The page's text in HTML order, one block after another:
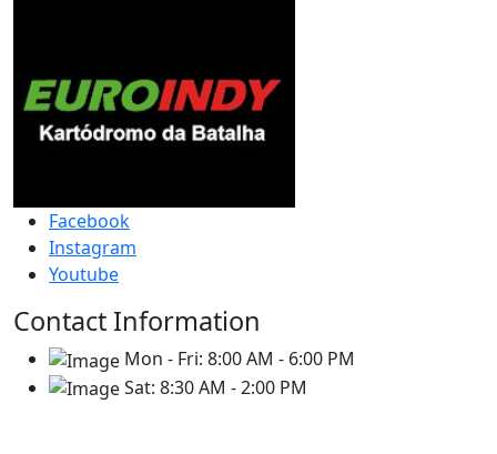
Facebook
Instagram
Youtube
Contact Information
Mon - Fri: 8:00 AM - 6:00 PM
Sat: 8:30 AM - 2:00 PM